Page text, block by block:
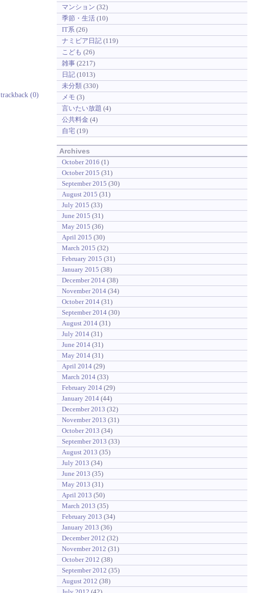
trackback (0)
マンション (32)
季節・生活(10)
IT系(26)
ナミビア日記(119)
こども (26)
雑事(2217)
日記(1013)
未分類(330)
メモ (3)
言いたい放題 (4)
公共料金 (4)
自宅 (19)
Archives
October 2016 (1)
October 2015 (31)
September 2015 (30)
August 2015 (31)
July 2015 (33)
June 2015 (31)
May 2015 (36)
April 2015 (30)
March 2015 (32)
February 2015 (31)
January 2015 (38)
December 2014(38)
November 2014(34)
October 2014(31)
September 2014(30)
August 2014(31)
July 2014(31)
June 2014(31)
May 2014(31)
April 2014(29)
March 2014(33)
February 2014(29)
January 2014(44)
December 2013 (32)
November 2013 (31)
October 2013 (34)
September 2013 (33)
August 2013 (35)
July 2013 (34)
June 2013 (35)
May 2013 (31)
April 2013 (50)
March 2013 (35)
February 2013 (34)
January 2013 (36)
December 2012 (32)
November 2012 (31)
October 2012 (38)
September 2012 (35)
August 2012 (38)